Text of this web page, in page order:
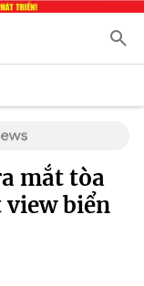
mắt tòa
view biển